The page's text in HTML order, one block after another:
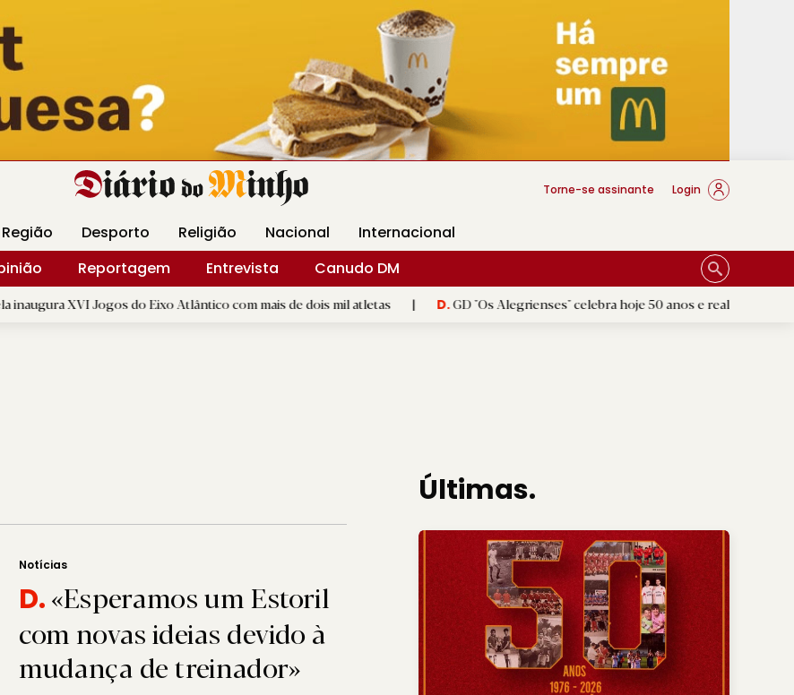
Minha Gráfica DM Livraria DM Arquidiocese Braga
Torne-se assinante Login
Região Desporto Religião Nacional
Internacional
Reportagem Entrevista
Canudo DM
Jogos do Eixo Atlântico com mais de dois mil atletas | D.GD "Os Alegrienses" celebra hoje 50 anos e realiza amanhã a festa
Notícias
D.«Esperamos um Estoril
com novas ideias devido à
mudança de treinador»
Últimas.